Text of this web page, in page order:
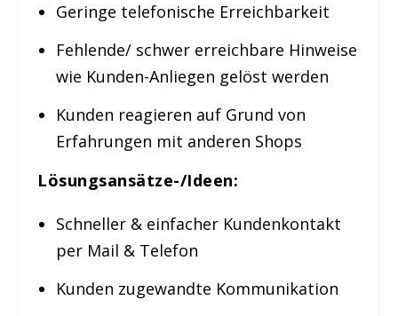
Geringe telefonische Erreichbarkeit
Fehlende/ schwer erreichbare Hinweise
wie Kunden-Anliegen gelöst werden
Kunden reagieren auf Grund von
Erfahrungen mit anderen Shops
Lösungsansätze-/Ideen:
Schneller & einfacher Kundenkontakt
per Mail & Telefon
Kunden zugewandte Kommunikation